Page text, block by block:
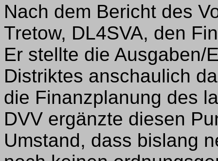
Nach dem Bericht des
Tretow, DL4SVA, den
Er stellte die Ausgaben/
Distriktes anschaulich
die Finanzplanung des
DVV ergänzte diesen
Umstand, dass bislang